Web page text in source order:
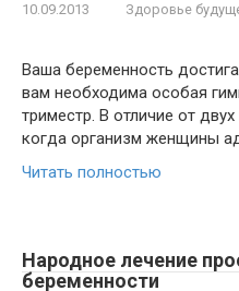
10.09.2013 Здоровье
Ваша беременность
вам необходима особая
триместр. В отличие от
когда организм женщины
Читать полностью
Народное лечение
беременности